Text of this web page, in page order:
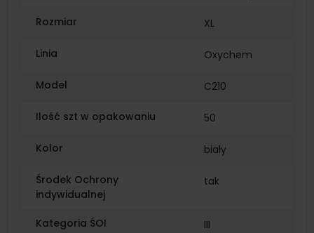
Rozmiar XL
Linia Oxychem
Model C210
Ilość szt w opakowaniu 50
Kolor biały
Środek Ochrony
indywidualnej
tak
Kategoria ŚOI III